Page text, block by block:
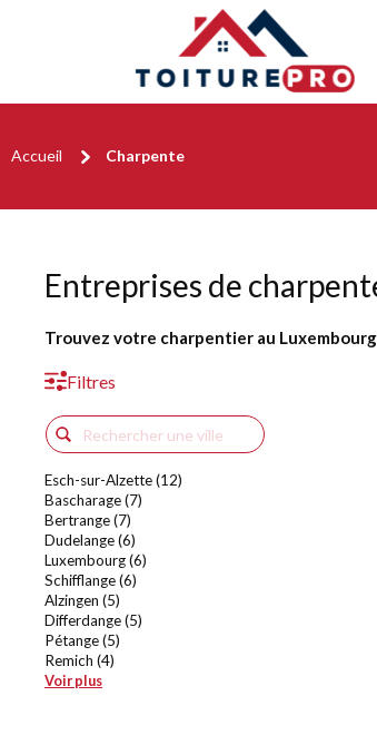
Accueil Charpente
Entreprises de
Trouvez votre charpentier au
Filtres
Esch-sur-Alzette (12)
Bascharage (7)
Bertrange (7)
Dudelange (6)
Luxembourg (6)
Schifflange (6)
Alzingen (5)
Differdange (5)
Pétange (5)
Remich (4)
Voir plus